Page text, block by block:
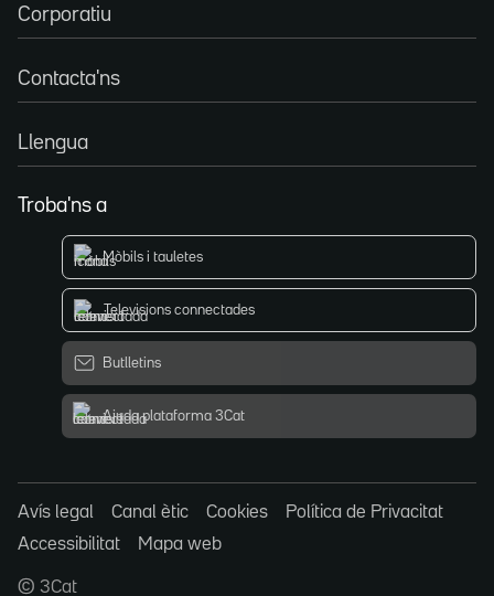
Corporatiu
Contacta'ns
Llengua
Troba'ns a
Mòbils i tauletes
Televisions connectades
Butlletins
Ajuda plataforma 3Cat
Avís legal Canal ètic Cookies
Política de Privacitat
Accessibilitat
Mapa web
© 3Cat